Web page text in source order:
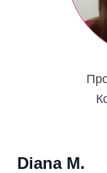
Diana M.